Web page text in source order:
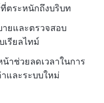
ที่ตระหนักถึงบริบท
ยและตรวจสอบ
รียลไทม์
าช่วยลดเวลาในการ
และระบบใหม่